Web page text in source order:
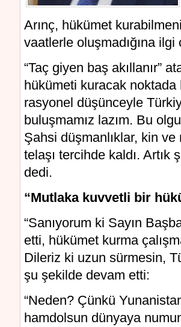
Arınç, hükümet
vaatlerle oluşmadığına ilgi
“Taç giyen baş akıllanır”
hükümeti kuracak
rasyonel düşünceyle
buluşmamız lazım. Bu
Şahsi düşmanlıklar, kin
telaşı tercihde kaldı. Artık
dedi.
“Mutlaka kuvvetli bir
“Sanıyorum ki Sayın
etti, hükümet kurma
Dileriz ki uzun sürmesin,
şu şekilde devam etti:
“Neden? Çünkü
hamdolsun dünyaya